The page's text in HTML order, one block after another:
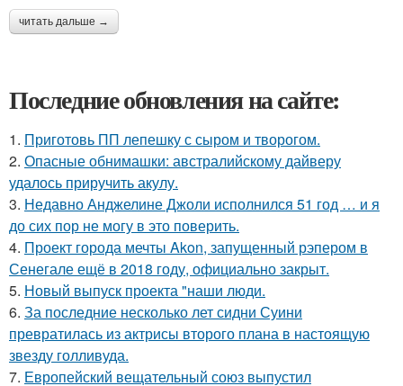
читать дальше →
Последние обновления на сайте:
1. Приготовь ПП лепешку с сыром и творогом.
2. Опасные обнимашки: австралийскому дайверу
удалось приручить акулу.
3. Недавно Анджелине Джоли исполнился 51 год … и я
до сих пор не могу в это поверить.
4. Проект города мечты Akon, запущенный рэпером в
Сенегале ещё в 2018 году, официально закрыт.
5. Новый выпуск проекта "наши люди.
6. За последние несколько лет сидни Суини
превратилась из актрисы второго плана в настоящую
звезду голливуда.
7. Европейский вещательный союз выпустил